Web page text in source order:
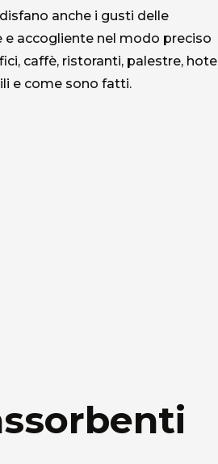
anche i gusti delle
accogliente nel modo preciso
caffè, ristoranti, palestre, hotel
e come sono fatti.